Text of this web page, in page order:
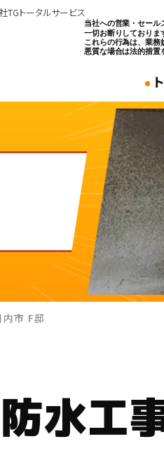
TGトータルサービス
内市 F邸
水工